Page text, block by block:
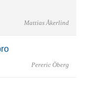
Mattias Åkerlind
Pereric Öberg